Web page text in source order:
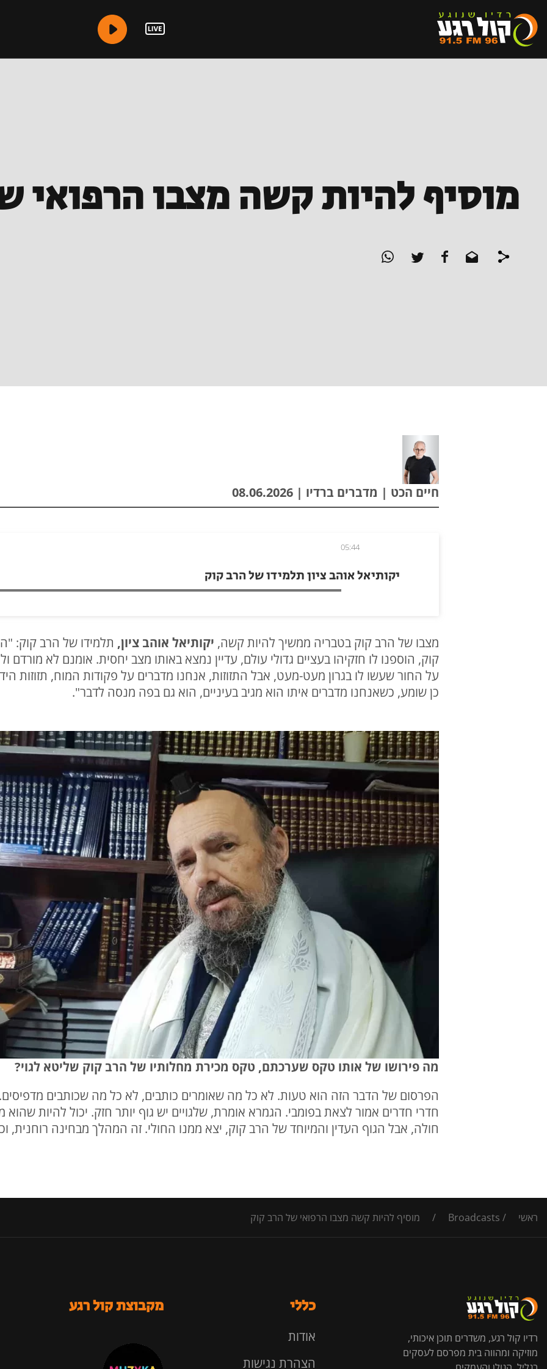
מוסיף להיות קשה מצבו הרפואי
חיים הכט | מדברים ברדיו | 08.06.2026
יקותיאל אוהב ציון תלמידו של הרב קוק
05:44
מצבו של הרב קוק בטבריה ממשיך להיות קשה, יקותיאל אוהב ציון, תלמידו של הרב קוק:
קוק, הוספנו לו חזקיהו בעציים גדולי עולם, עדיין נמצא באותו מצב יחסית. אומנם לא
על החור שעשו לו בגרון מעט-מעט, אבל התזוזות, אנחנו מדברים על פקודות המוח, תזוזות
כן שומע, כשאנחנו מדברים איתו הוא מגיב בעיניים, הוא גם בפה מנסה לדבר".
מה פירושו של אותו טקס שערכתם, טקס מכירת מחלותיו של הרב קוק שליטא לגוי?
הפרסום של הדבר הזה הוא טעות. לא כל מה שאומרים כותבים, לא כל מה שכותבים
חדרי חדרים אמור לצאת בפומבי. הגמרא אומרת, שלגויים יש גוף יותר חזק. יכול להיות
חולה, אבל הגוף העדין והמיוחד של הרב קוק, יצא ממנו החולי. זה המהלך מבחינה רוחנית,
ראשי /
Broadcasts
/ מוסיף להיות קשה מצבו הרפואי של הרב קוק
רדיו קול רגע, משדרים תוכן איכותי,
מוזיקה ומהווה בית מפרסם לעסקים
כללי
אודות
הצהרת נגישות
מקבוצת קול רגע